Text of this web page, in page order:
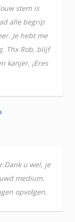
stem is
alle begrip
Je hebt me
Thx Rob, blijf
kanjer, ¡Eres
u wel, je
medium.
opvolgen.